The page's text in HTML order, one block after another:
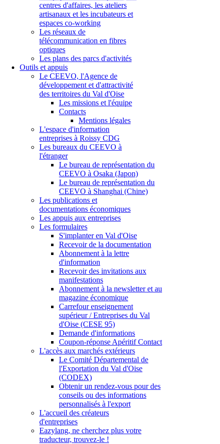
centres d'affaires, les ateliers
artisanaux et les incubateurs et
espaces co-working
Les réseaux de
télécommunication en fibres
optiques
Les plans des parcs d'activités
Outils et appuis
Le CEEVO, l'Agence de
développement et d'attractivité
des territoires du Val d'Oise
Les missions et l'équipe
Contacts
Mentions légales
L'espace d'information
entreprises à Roissy CDG
Les bureaux du CEEVO à
l'étranger
Le bureau de représentation du
CEEVO à Osaka (Japon)
Le bureau de représentation du
CEEVO à Shanghai (Chine)
Les publications et
documentations économiques
Les appuis aux entreprises
Les formulaires
S'implanter en Val d'Oise
Recevoir de la documentation
Abonnement à la lettre
d'information
Recevoir des invitations aux
manifestations
Abonnement à la newsletter et au
magazine économique
Carrefour enseignement
supérieur / Entreprises du Val
d'Oise (CESE 95)
Demande d'informations
Coupon-réponse Apéritif Contact
L'accès aux marchés extérieurs
Le Comité Départemental de
l'Exportation du Val d'Oise
(CODEX)
Obtenir un rendez-vous pour des
conseils ou des informations
personnalisés à l'export
L'accueil des créateurs
d'entreprises
Eazylang, ne cherchez plus votre
traducteur, trouvez-le !